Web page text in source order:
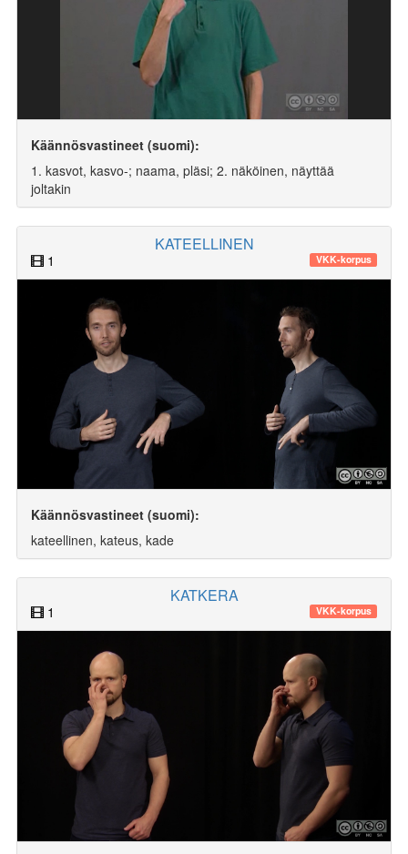
Käännösvastineet (suomi):
1. kasvot, kasvo-; naama, pläsi; 2. näköinen, näyttää
joltakin
KATEELLINEN
1 VKK-korpus
Käännösvastineet (suomi):
kateellinen, kateus, kade
KATKERA
1 VKK-korpus